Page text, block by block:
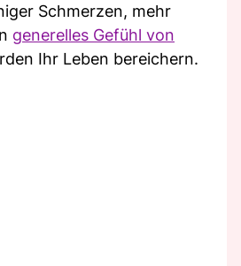
Schmerzen, mehr
generelles Gefühl von
Ihr Leben bereichern.